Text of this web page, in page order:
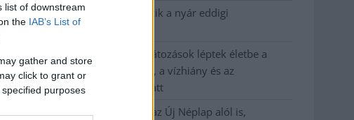
list of downstream
the IAB’s List of
gather and store
click to grant or
purposes
Szolnokra is megérkezik a nyár eddigi
legkeményebb napja
Már Szolnokon is korlátozások léptek életbe a
tartós hatalmas hőség, a vízhiány és az
áramtakarékosság miatt
A NER kihúzta a talajt az Új Néplap alól is,